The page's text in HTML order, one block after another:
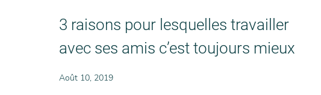
3 raisons pour lesquelles travailler
avec ses amis c’est toujours mieux
Août 10, 2019